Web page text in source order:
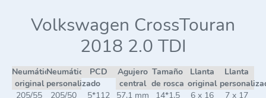
Volkswagen CrossTouran
2018 2.0 TDI
Neumático
original
Neumático
personalizado
PCD
Agujero
central
Tamaño
de rosca
Llanta
original
Llanta
205/55
205/50
5*112 57,1 mm 14*1,5
6 x 16
7 x 17